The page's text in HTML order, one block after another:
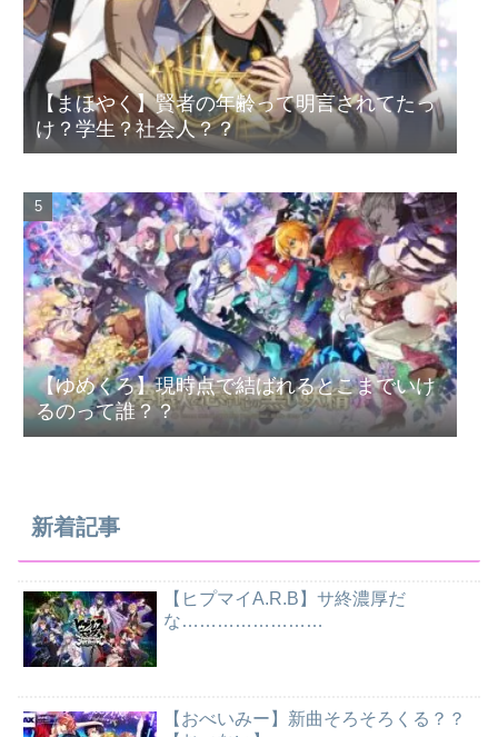
【まほやく】賢者の年齢って明言されてたっ
け？学生？社会人？？
【ゆめくろ】現時点で結ばれるとこまでいけ
るのって誰？？
新着記事
【ヒプマイA.R.B】サ終濃厚だ
な……………………
【おべいみー】新曲そろそろくる？？